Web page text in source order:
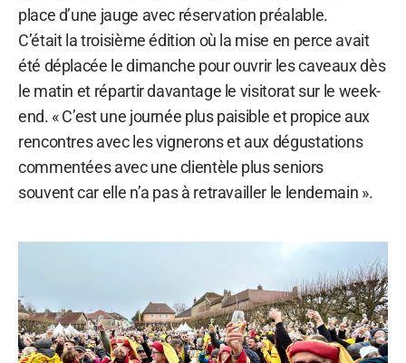
place d’une jauge avec réservation préalable.
C’était la troisième édition où la mise en perce avait
été déplacée le dimanche pour ouvrir les caveaux dès
le matin et répartir davantage le visitorat sur le week-
end. « C’est une journée plus paisible et propice aux
rencontres avec les vignerons et aux dégustations
commentées avec une clientèle plus seniors
souvent car elle n’a pas à retravailler le lendemain ».